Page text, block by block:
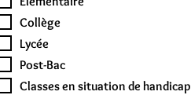
Collège
Lycée
Post-Bac
Classes en situation de handicap